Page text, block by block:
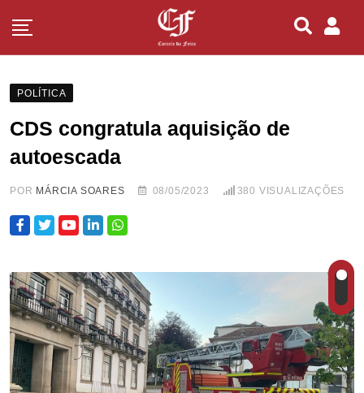
POLÍTICA
CDS congratula aquisição de
autoescada
POR MÁRCIA SOARES 08/05/2023 380 VISUALIZAÇÕES